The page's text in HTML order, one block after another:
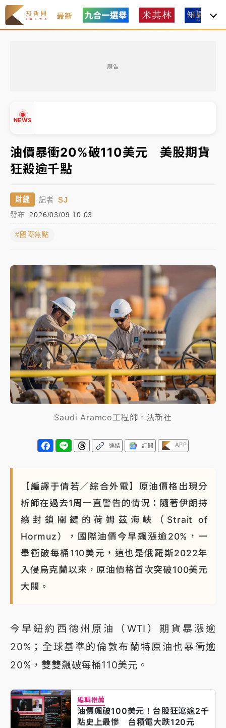
最新
廣告
NEWS
中信慈善基金會想增加董事人數！辜仲諒向法院聲請遭
駁 理由曝光
故宮《龍藏經》特展第2檔！今線上預約開賣一度塞車
周六起展出延長至晚上7時
台東農業處長涉圖利渡假村！東檢抗告成功 今重開羈
父親節泡湯了！中颱白海豚雨彈轟3天 「紅到發紫」降
雨熱區曝
暑假過三周才推「E宿新北打卡趣」！抽獎程序複雜 觀
旅局回應了
中信慈善基金會想增加董事人數！辜仲諒向法院聲請遭
駁 理由曝光
故宮《龍藏經》特展第2檔！今線上預約開賣一度塞車
周六起展出延長至晚上7時
台東農業處長涉圖利渡假村！東檢抗告成功 今重開羈
押庭
父親節泡湯了！中颱白海豚雨彈轟3天 「紅到發紫」降
油價暴衝20%破110美元 美股期貨
狂殺逾千點
財經 記者 SJ
發布 2026/03/09 10:03
#國際焦點
Saudi Aramco工程師。法新社
連結 訂閱 APP
【編譯于倩若／綜合外電】原油價格出現分
析師在過去1周一直警告的情況：隨著伊朗持
續封鎖關鍵的荷姆茲海峽（Strait of
Hormuz），國際油價今早飆漲逾20%，一
舉衝破每桶110美元，這也是俄羅斯2022年
入侵烏克蘭以來，原油價格首次突破100美元
大關。
今早紐約西德州原油（WTI）期貨暴漲逾
20%；全球基準的倫敦布蘭特原油也暴衝逾
20%，雙雙飆破每桶110美元。
編輯推薦
油價飆破100美元！台股狂瀉逾2千
點史上最慘 台積電大跌120元